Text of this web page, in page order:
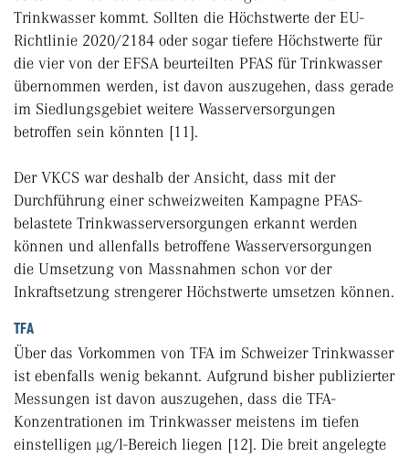
Trinkwasser kommt. Sollten die Höchstwerte der EU-
Richtlinie 2020/2184 oder sogar tiefere Höchstwerte für
die vier von der EFSA beurteilten PFAS für Trinkwasser
übernommen werden, ist davon auszugehen, dass gerade
im Siedlungsgebiet weitere Wasserversorgungen
betroffen sein könnten [11].
Der VKCS war deshalb der Ansicht, dass mit der
Durchführung einer schweizweiten Kampagne PFAS-
belastete Trinkwasserversorgungen erkannt werden
können und allenfalls betroffene Wasserversorgungen
die Umsetzung von Massnahmen schon vor der
Inkraftsetzung strengerer Höchstwerte umsetzen können.
TFA
Über das Vorkommen von TFA im Schweizer Trinkwasser
ist ebenfalls wenig bekannt. Aufgrund bisher publizierter
Messungen ist davon auszugehen, dass die TFA-
Konzentrationen im Trinkwasser meistens im tiefen
einstelligen µg/l-Bereich liegen [12]. Die breit angelegte